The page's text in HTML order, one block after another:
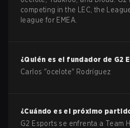
competing in the LEC, the
league for EMEA.
¿Quién es el fundador de G2
Carlos "ocelote" Rodríguez
¿Cuándo es el próximo
G2 Esports se enfrenta a Team